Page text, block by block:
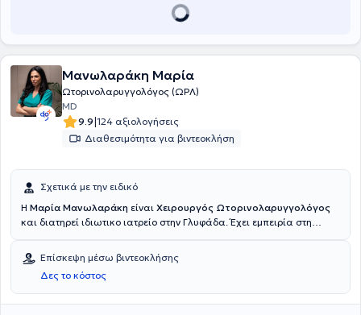
Μανωλαράκη Μαρία
Ωτορινολαρυγγολόγος (ΩΡΛ)
MD
9.9|124 αξιολογήσεις
Διαθεσιμότητα για βιντεοκλήση
Σχετικά με την ειδικό
Η Μαρία Μανωλαράκη είναι Χειρουργός Ωτορινολαρυγγολόγος
και διατηρεί ιδιωτικο ιατρείο στην Γλυφάδα. Έχει εμπειρία στη
ενήλικες και παιδιά. Παρέχει ολοκληρωμένη φροντίδα με έμφαση
στην εξατομικευμένη προσέγγιση κάθε ασθενούς και τη χρήση
σύγχρονου εξοπλισμού. Στο ιατρείο της πραγματοποιούνται πλήρεις
ωτορινολαρυγγολογικές εξετάσεις όπως ενδοσκόπηση ρινός,
Επίσκεψη μέσω βιντεοκλήσης
Δες το κόστος